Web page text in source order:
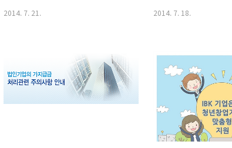
되지만 운영 및 R&D를 위해 준비한 자
업기업의 투자를 받기 위해 사업계획
서를 준비하게 되는데요. 일반적으로
IR(Investment Relation) 사업계획
서라고 합니다. IR은 기업설명활동이
2014. 7. 21.
일이겠지만, 사업을 운
게 활용할 수 있는 조
무엇이 있을까요? 오
위한 주요 조세 지원 제
습니다. 1. 창업중소
상: 수도권 과밀억제
서 창업한 중소기업, 창
업자로 지정받은 기업,
2014. 7. 18.